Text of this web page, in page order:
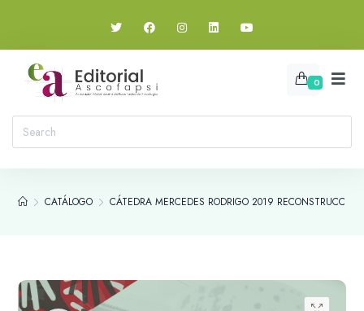
0
CATÁLOGO CÁTEDRA MERCEDES RODRIGO 2019